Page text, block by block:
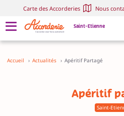
Saint-Etienne
Carte des Accorderies Nous
Accueil › Actualités › Apéritif Partagé
Apéritif
Saint-